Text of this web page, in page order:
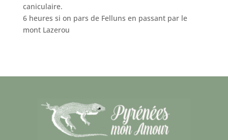
caniculaire.
6 heures si on pars de Felluns en passant par le
mont Lazerou